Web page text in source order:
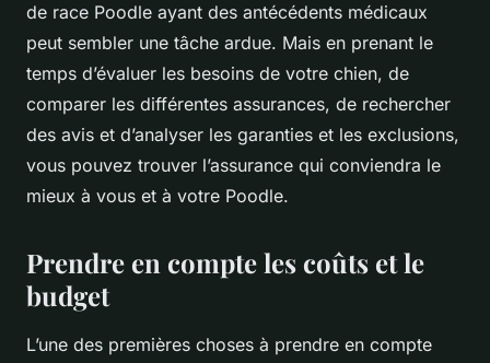
de race Poodle ayant des antécédents médicaux
peut sembler une tâche ardue. Mais en prenant le
temps d’évaluer les besoins de votre chien, de
comparer les différentes assurances, de rechercher
des avis et d’analyser les garanties et les exclusions,
vous pouvez trouver l’assurance qui conviendra le
mieux à vous et à votre Poodle.
Prendre en compte les coûts et le
budget
L’une des premières choses à prendre en compte